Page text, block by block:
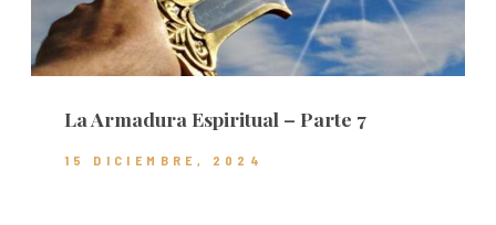
La Armadura Espiritual – Parte 7
15 DICIEMBRE, 2024